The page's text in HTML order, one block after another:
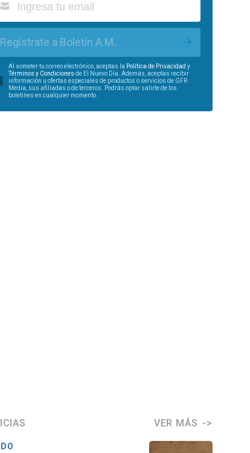
Regístrate a Boletín A.M.
Al someter tu correo electrónico, aceptas la Política de Privacidad y
Términos y Condiciones de El Nuevo Día. Además, aceptas recibir
información u ofertas especiales de productos o servicios de GFR
Media, sus afiliadas o de terceros. Podrás optar salirte de los
boletines en cualquier momento.
VER MÁS